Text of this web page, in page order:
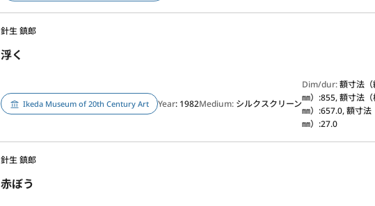
浮く
針生 鎮郎
Ikeda Museum of 20th Century Art Year: 1982Medium: シルクスクリーン
Dim/dur:額寸法（
㎜）:855, 額寸法（
㎜）:657.0, 額寸法
㎜）:27.0
赤ぼう
針生 鎮郎